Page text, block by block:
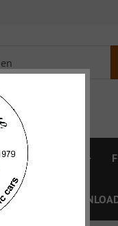
FIAT TOPOLINO